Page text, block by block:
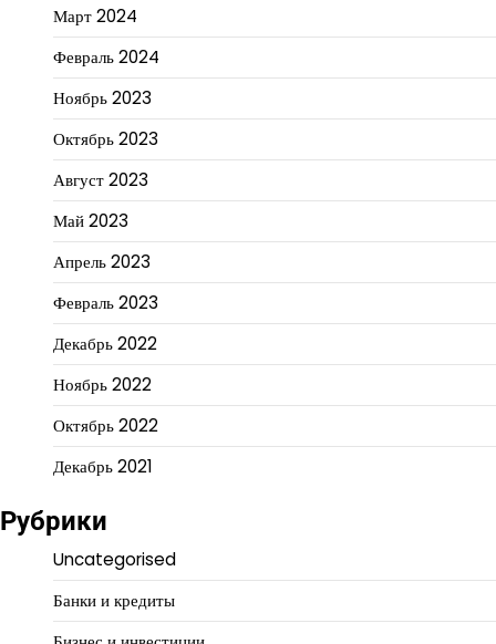
Март 2024
Февраль 2024
Ноябрь 2023
Октябрь 2023
Август 2023
Май 2023
Апрель 2023
Февраль 2023
Декабрь 2022
Ноябрь 2022
Октябрь 2022
Декабрь 2021
Рубрики
Uncategorised
Банки и кредиты